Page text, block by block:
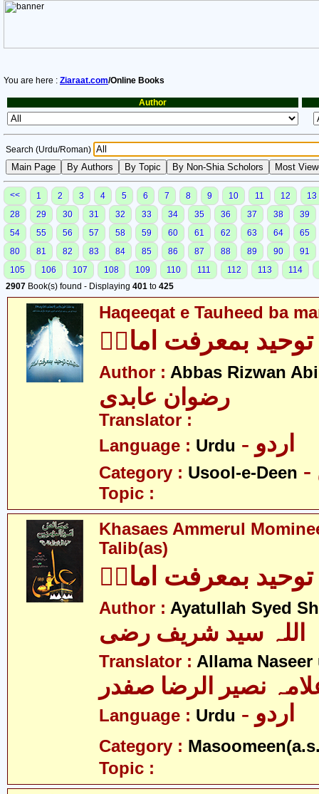
You are here : Ziaraat.com/Online Books
Author
Search (Urdu/Roman)
<< 1 2 3 4 5 6 7 8 9 10 11 12
13
28
29 30 31 32 33 34 35 36 37 38
39
54
55 56 57 58 59 60 61 62 63 64
65
80
81 82 83 84 85 86 87 88 89 90
91
105
106 107 108 109 110 111 112 113
114
2907 Book(s) found - Displaying 401 to 425
Haqeeqat e Tauheed ba
بمعرفت امامؑ
Author : Abbas Rizwan
رضوان عابدی
Translator :
Language : Urdu - اردو
Category : Usool-e-Deen
Topic :
Khasaes Ammerul
Talib(as)
بمعرفت امامؑ
Author : Ayatullah Syed
اللہ سید شریف رضی
Translator : Allama Naseer
نصیر الرضا صفدر
Language : Urdu - اردو
Category :
Topic :